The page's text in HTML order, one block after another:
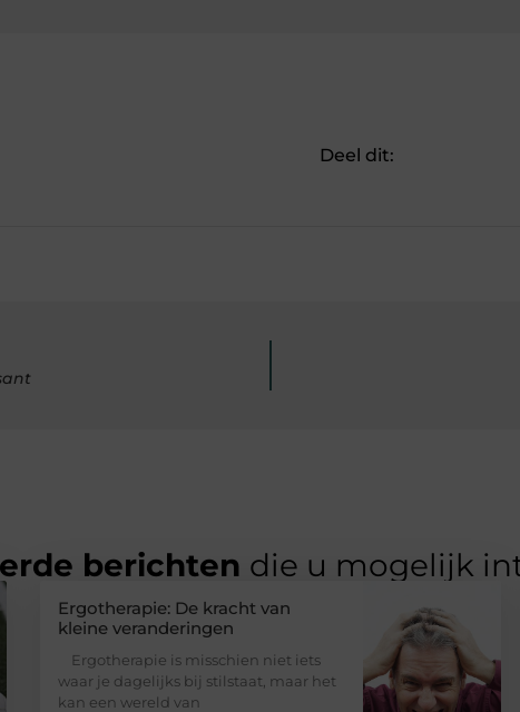
Deel dit:
berichten die u mogelijk
Ergotherapie: De kracht van
kleine veranderingen
Ergotherapie is misschien niet iets
waar je dagelijks bij stilstaat, maar het
kan een wereld van